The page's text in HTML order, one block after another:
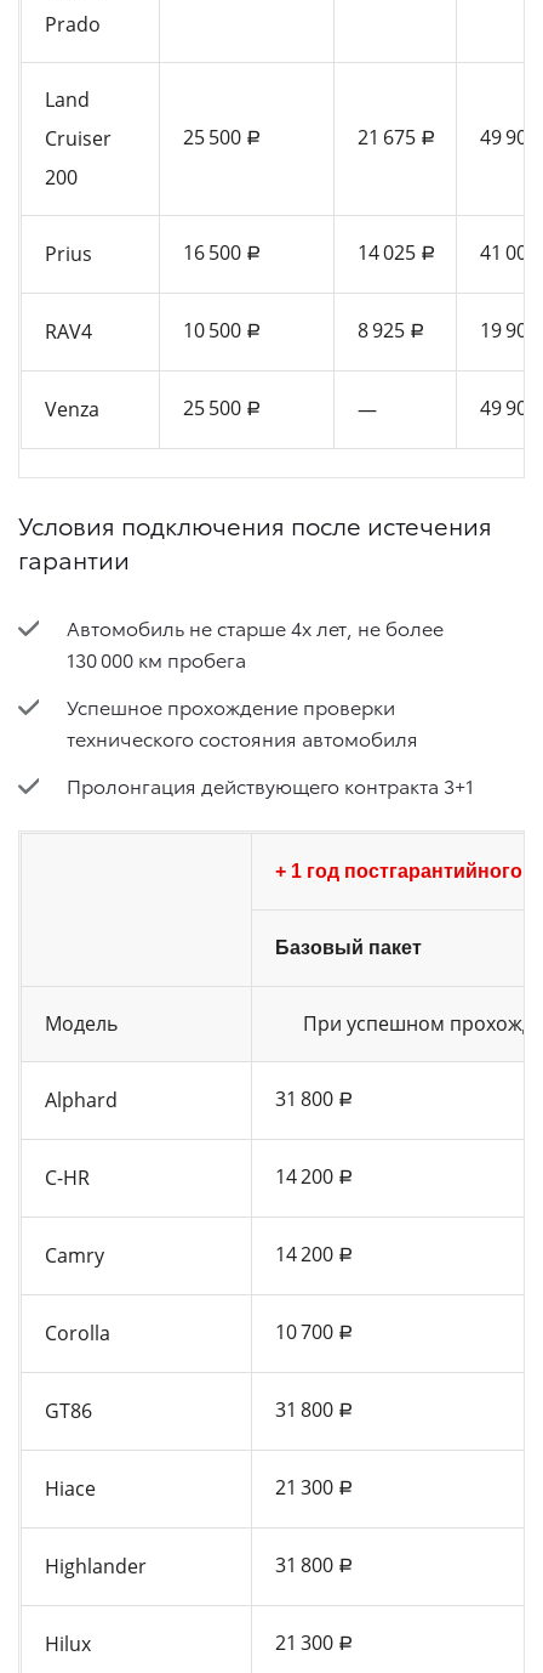
Prado
Land
Cruiser
200
25 500 a 21 675 a 49 900
Prius 16 500 a 14 025 a 41 000
RAV4 10 500 a 8 925 a 19 900
Venza 25 500 a — 49 900
Условия подключения после истечения
гарантии
Автомобиль не старше 4х лет, не более
130 000 км пробега
Успешное прохождение проверки
технического состояния автомобиля
Пролонгация действующего контракта 3+1
+ 1 год постгарантийного
Базовый пакет
Модель При успешном
Alphard 31 800 a
C-HR 14 200 a
Camry 14 200 a
Corolla 10 700 a
GT86 31 800 a
Hiace 21 300 a
Highlander 31 800 a
Hilux 21 300 a